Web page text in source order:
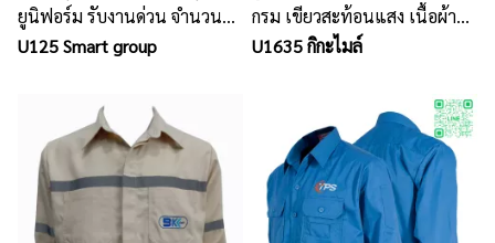
ยูนิฟอร์ม รับงานด่วน จำนวน
มาก
U125 Smart group
กรม เขียวสะท้อนแสง เนื้อผ้าดี
วาย ติดแถบสะท้อนแสงสีเทา
U1635 กิกะไมล์